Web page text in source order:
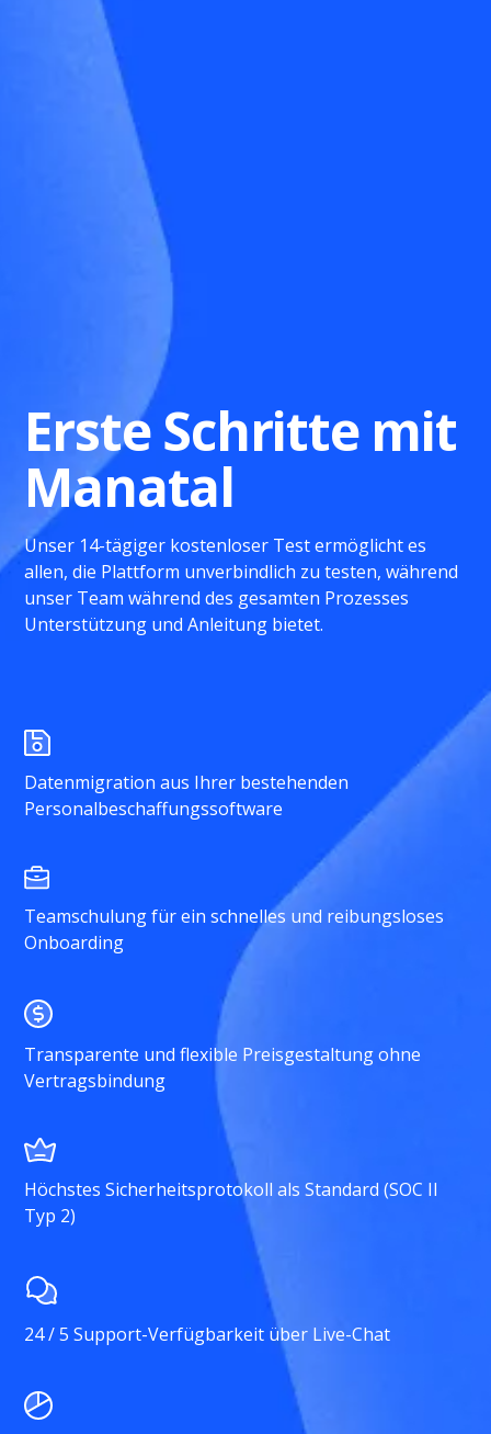
Erste Schritte mit
Manatal
Unser 14-tägiger kostenloser Test ermöglicht es
allen, die Plattform unverbindlich zu testen, während
unser Team während des gesamten Prozesses
Unterstützung und Anleitung bietet.
Datenmigration aus Ihrer bestehenden
Personalbeschaffungssoftware
Teamschulung für ein schnelles und reibungsloses
Onboarding
Transparente und flexible Preisgestaltung ohne
Vertragsbindung
Höchstes Sicherheitsprotokoll als Standard (SOC II
Typ 2)
24 / 5 Support-Verfügbarkeit über Live-Chat